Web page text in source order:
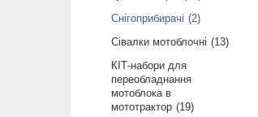
Снігоприбирачі
2
Сівалки мотоблочні
13
КІТ-набори для
переобладнання
мотоблока в
мототрактор
19